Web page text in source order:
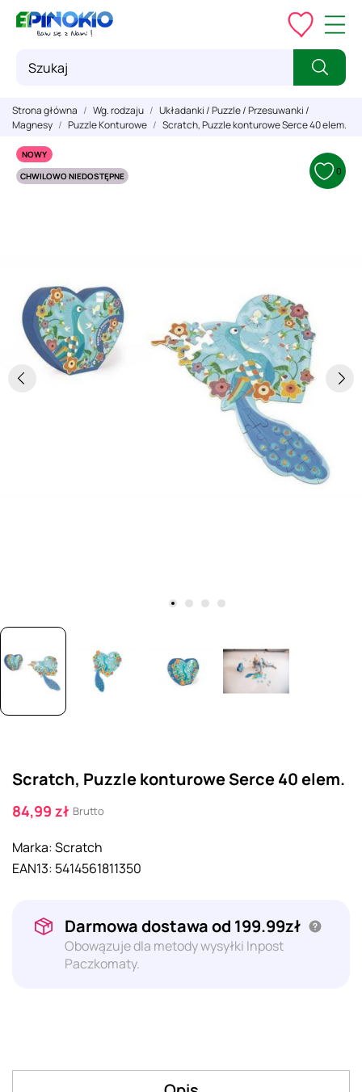
Strona główna Wg. rodzaju
Układanki / Puzzle / Przesuwanki /
Magnesy
Puzzle Konturowe Scratch, Puzzle konturowe Serce 40 elem.
NOWY
CHWILOWO NIEDOSTĘPNE
0
Scratch, Puzzle konturowe Serce 40 elem.
84,99 zł Brutto
Marka:Scratch
EAN13: 5414561811350
Darmowa dostawa od 199.99zł
Obowązuje dla metody wysyłki Inpost
Paczkomaty.